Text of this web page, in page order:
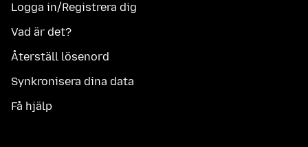
Logga in/Registrera dig
Vad är det?
Återställ lösenord
Synkronisera dina data
Få hjälp